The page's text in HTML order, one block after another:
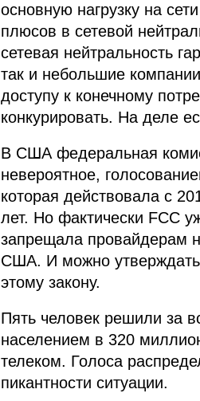
основную нагрузку на
плюсов в сетевой
сетевая нейтральность
так и небольшие
доступу к конечному
конкурировать. На деле
В США федеральная
невероятное,
которая действовала с
лет. Но фактически FCC
запрещала провайдерам
США. И можно
этому закону.
Пять человек решили за
населением в 320
телеком. Голоса
пикантности ситуации.